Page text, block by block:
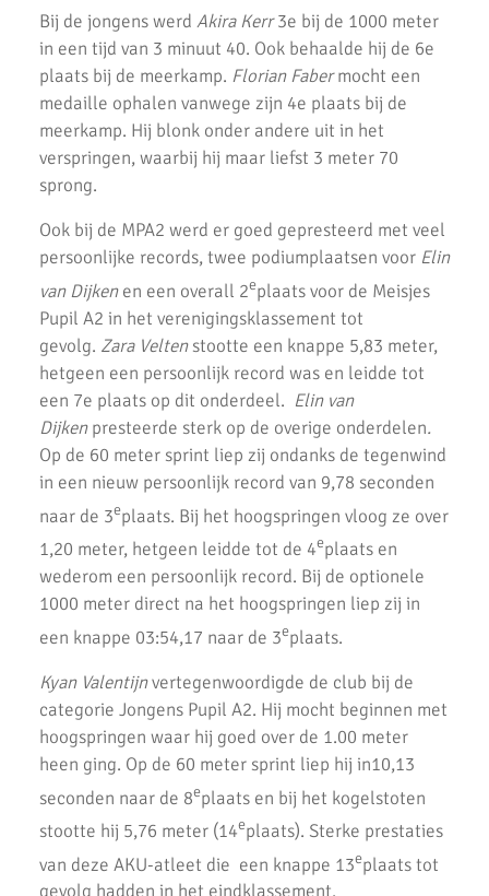
Atletiek Klub Uithoorn (AKU) CD junioren sluiten meerkamp
competitie sterk af!
AKU CD Junioren presteren goed bij 2e competitiewedstrijd in
Amsterdam
AKU atleten starten baanseizoen
Goede prestaties D2 & C Junioren in Santpoort
AKU Uithoorn Clubkampioenschappen 2021
Pupillen Finale 2021
Record aantal AKU atleten geplaatst voor competitie finale.
Goede oogst in Amsterdam voor AKU junioren
Onderlinge Competitie 5 Juni 2021
Pupillencompetitie bij AKU groot succes
Virtuele wedstrijd AKU junioren geslaagd!
AH Jos van den Berg kidsrun in winterse kou bij AKU
Succesvolle Interne Cross Competitie AKU
3e AKU Corona Cross
2e AKU Corona Cross
1e AKU Corona Cross
Veel enthousiaste kinderen op AKU Open Dag 2020
AKU-atleten laten zich zien bij de finale van de crosscompetitie
Bij de jongens werd Akira Kerr3e bij de 1000 meter
in een tijd van 3 minuut 40. Ook behaalde hij de 6e
plaats bij de meerkamp. Florian Fabermocht een
medaille ophalen vanwege zijn 4e plaats bij de
meerkamp. Hij blonk onder andere uit in het
verspringen, waarbij hij maar liefst 3 meter 70
sprong.
Ook bij de MPA2 werd er goed gepresteerd met veel
persoonlijke records, twee podiumplaatsen voor Elin
van Dijkenen een overall 2eplaats voor de Meisjes
Pupil A2 in het verenigingsklassement tot
gevolg. Zara Veltenstootte een knappe 5,83 meter,
hetgeen een persoonlijk record was en leidde tot
een 7e plaats op dit onderdeel. Elin van
Dijkenpresteerde sterk op de overige onderdelen.
Op de 60 meter sprint liep zij ondanks de tegenwind
in een nieuw persoonlijk record van 9,78 seconden
naar de 3eplaats. Bij het hoogspringen vloog ze over
1,20 meter, hetgeen leidde tot de 4eplaats en
wederom een persoonlijk record. Bij de optionele
1000 meter direct na het hoogspringen liep zij in
een knappe 03:54,17 naar de 3eplaats.
Kyan Valentijnvertegenwoordigde de club bij de
categorie Jongens Pupil A2. Hij mocht beginnen met
hoogspringen waar hij goed over de 1.00 meter
heen ging. Op de 60 meter sprint liep hij in10,13
seconden naar de 8eplaats en bij het kogelstoten
stootte hij 5,76 meter (14eplaats). Sterke prestaties
van deze AKU-atleet die een knappe 13eplaats tot